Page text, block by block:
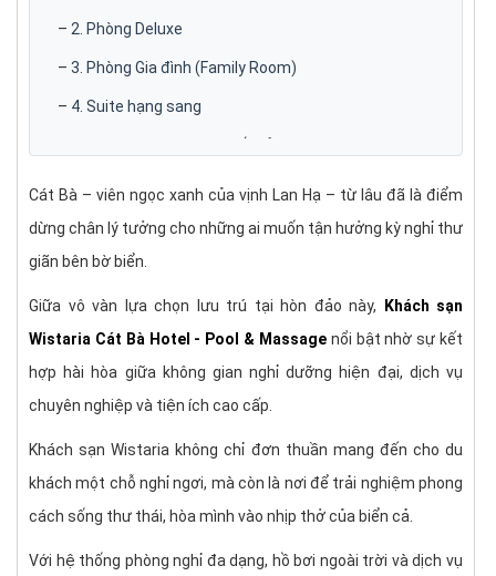
– 2. Phòng Deluxe
– 3. Phòng Gia đình (Family Room)
– 4. Suite hạng sang
Hướng dẫn đặt phòng tại Khách sạn Wistaria Cát Bà
✼Dịch vụ & Tiện ích nổi bật
– 2. Dịch vụ Massage & Spa
–3. Nhà hàng & Ẩm thực
–4. Quầy bar & Café
–5. Các dịch vụ bổ sung tiện lợi
Cát Bà – viên ngọc xanh của vịnh Lan Hạ – từ lâu đã là điểm
dừng chân lý tưởng cho những ai muốn tận hưởng kỳ nghỉ thư
giãn bên bờ biển.
Giữa vô vàn lựa chọn lưu trú tại hòn đảo này,
Khách sạn
Wistaria Cát Bà Hotel - Pool & Massagenổi bật nhờ sự kết
hợp hài hòa giữa không gian nghỉ dưỡng hiện đại, dịch vụ
chuyên nghiệp và tiện ích cao cấp.
Khách sạn Wistaria không chỉ đơn thuần mang đến cho du
khách một chỗ nghỉ ngơi, mà còn là nơi để trải nghiệm phong
cách sống thư thái, hòa mình vào nhịp thở của biển cả.
Với hệ thống phòng nghỉ đa dạng, hồ bơi ngoài trời và dịch vụ